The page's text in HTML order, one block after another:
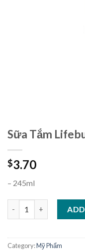
Sữa Tắm
$3.70
– 245ml
Category:Mỹ Phẩm